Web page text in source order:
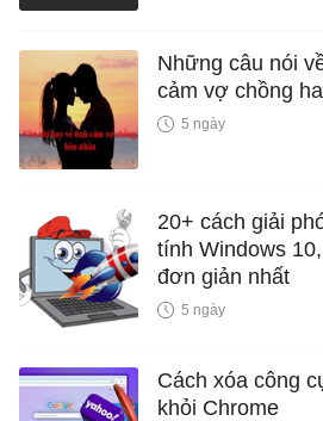
Những câu nói
cảm vợ chồng
5 ngày
20+ cách giải
tính Windows
đơn giản nhất
5 ngày
Cách xóa công
khỏi Chrome